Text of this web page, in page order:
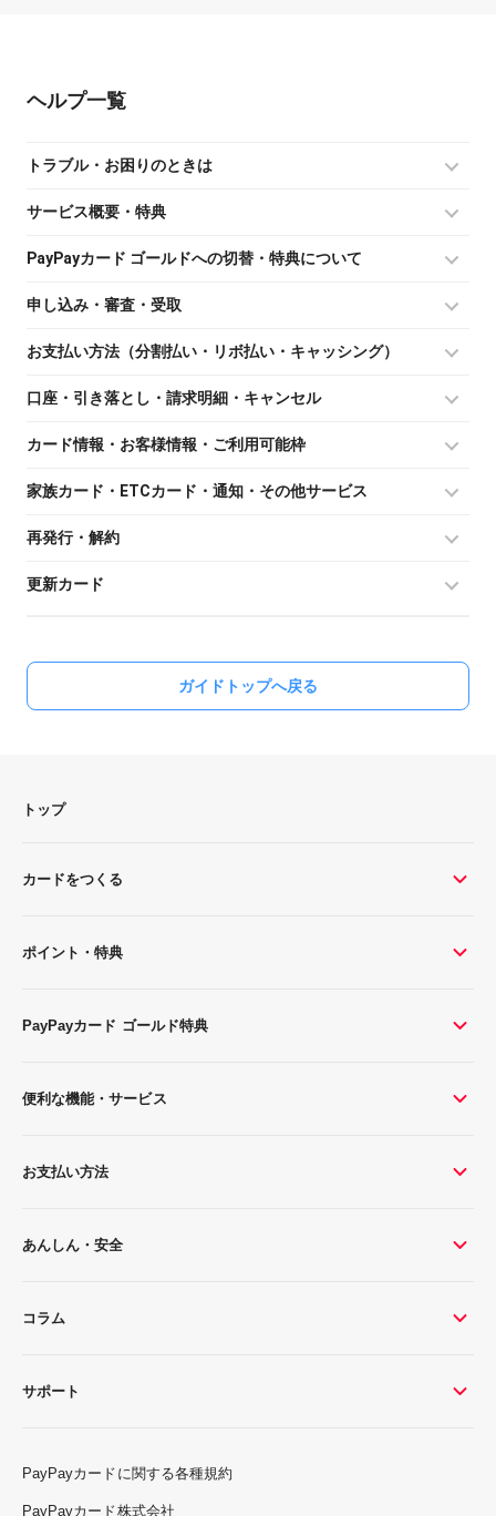
ヘルプ
トラブル・お困りのときは
サービス概要・特典
PayPayカード ゴールドへの切替・特典について
申し込み・審査・受取
お支払い方法（分割払い・リボ払い・キャッシング）
口座・引き落とし・請求明細・キャンセル
カード情報・お客様情報・ご利用可能枠
家族カード・ETCカード・通知・その他サービス
再発行・解約
更新カード
ガイドトップへ戻る
トップ
カードをつくる
ポイント・特典
PayPayカード ゴールド特典
便利な機能・サービス
お支払い方法
あんしん・安全
コラム
サポート
PayPayカードに関する各種規約
PayPayカード株式会社